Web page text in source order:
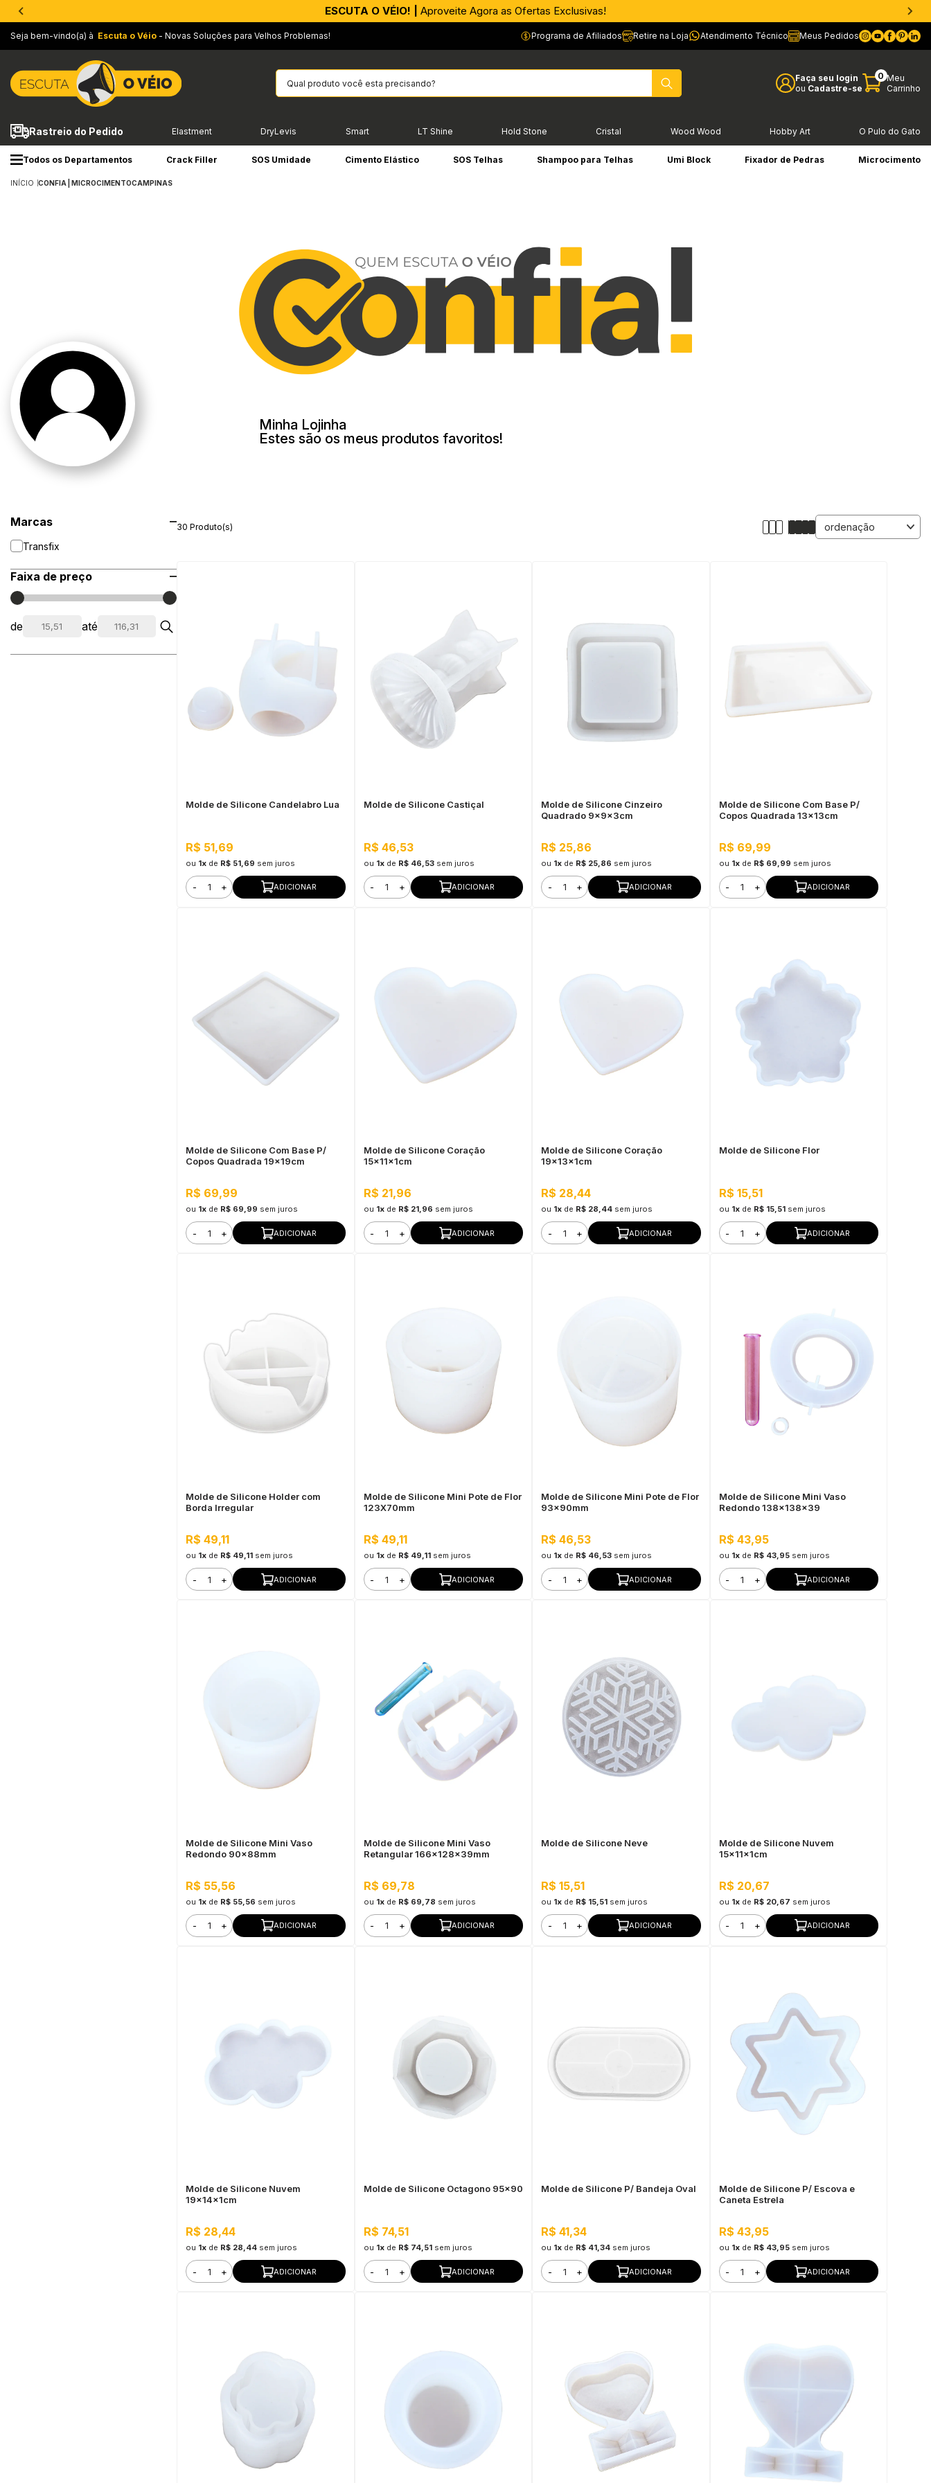
APROVEITE AGORA |PIX parcelado em até 4x sem Juros!*
ESCUTA O VÉIO! | Aproveite Agora as Ofertas Exclusivas!
Seja bem-vindo(a) à Escuta o Véio - Novas Soluções para Velhos Problemas! Programa de Afiliados Retire na Loja Atendimento Técnico Meus Pedidos
Faça seu login
ou Cadastre-se
0 Meu
Carrinho
Rastreio do Pedido Elastment DryLevis Smart LT Shine Hold Stone Cristal Wood Wood Hobby Art O Pulo do Gato
Todos os Departamentos Crack Filler SOS Umidade Cimento Elástico SOS Telhas Shampoo para Telhas Umi Block Fixador de Pedras Microcimento
INÍCIO CONFIA | MICROCIMENTOCAMPINAS
Minha Lojinha
Estes são os meus produtos favoritos!
Marcas
Transfix
Faixa de preço
de até
30 Produto(s)
Molde de Silicone Candelabro Lua
R$ 51,69
ou 1x de R$ 51,69 sem juros
- + ADICIONAR
Molde de Silicone Castiçal
R$ 46,53
ou 1xde R$ 46,53 sem juros
- + ADICIONAR
Molde de Silicone Cinzeiro
Quadrado 9x9x3cm
R$ 25,86
ou 1x de R$ 25,86 sem juros
- + ADICIONAR
Molde de Silicone Com Base P/
Copos Quadrada 13x13cm
R$ 69,99
ou 1xde R$ 69,99 sem juros
- + ADICIONAR
Molde de Silicone Com Base P/
Copos Quadrada 19x19cm
R$ 69,99
ou 1x de R$ 69,99 sem juros
- + ADICIONAR
Molde de Silicone Coração
15x11x1cm
R$ 21,96
ou 1xde R$ 21,96 sem juros
- + ADICIONAR
Molde de Silicone Coração
19x13x1cm
R$ 28,44
ou 1x de R$ 28,44 sem juros
- + ADICIONAR
Molde de Silicone Flor
R$ 15,51
ou 1xde R$ 15,51 sem juros
- + ADICIONAR
Molde de Silicone Holder com
Borda Irregular
R$ 49,11
ou 1x de R$ 49,11 sem juros
- + ADICIONAR
Molde de Silicone Mini Pote de Flor
123X70mm
R$ 49,11
ou 1xde R$ 49,11 sem juros
- + ADICIONAR
Molde de Silicone Mini Pote de Flor
93x90mm
R$ 46,53
ou 1x de R$ 46,53 sem juros
- + ADICIONAR
Molde de Silicone Mini Vaso
Redondo 138x138x39
R$ 43,95
ou 1xde R$ 43,95 sem juros
- + ADICIONAR
Molde de Silicone Mini Vaso
Redondo 90x88mm
R$ 55,56
ou 1x de R$ 55,56 sem juros
- + ADICIONAR
Molde de Silicone Mini Vaso
Retangular 166x128x39mm
R$ 69,78
ou 1xde R$ 69,78 sem juros
- + ADICIONAR
Molde de Silicone Neve
R$ 15,51
ou 1x de R$ 15,51 sem juros
- + ADICIONAR
Molde de Silicone Nuvem
15x11x1cm
R$ 20,67
ou 1xde R$ 20,67 sem juros
- + ADICIONAR
Molde de Silicone Nuvem
19x14x1cm
R$ 28,44
ou 1x de R$ 28,44 sem juros
- + ADICIONAR
Molde de Silicone Octagono 95x90
R$ 74,51
ou 1xde R$ 74,51 sem juros
- + ADICIONAR
Molde de Silicone P/ Bandeja Oval
R$ 41,34
ou 1x de R$ 41,34 sem juros
- + ADICIONAR
Molde de Silicone P/ Escova e
Caneta Estrela
R$ 43,95
ou 1xde R$ 43,95 sem juros
- + ADICIONAR